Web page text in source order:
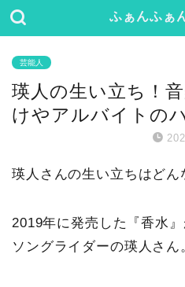
ふぁんふぁ
芸能人
瑛人の生い立ち！
けやアルバイトの
瑛人さんの生い立ちはど
2019年に発売した『香水
ソングライダーの瑛人さん